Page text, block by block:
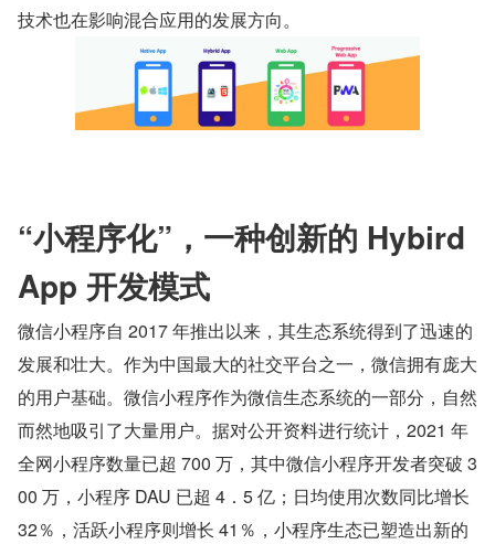
技术也在影响混合应用的发展方向。
“小程序化”，一种创新的 Hybird
App 开发模式
微信小程序自 2017 年推出以来，其生态系统得到了迅速的
发展和壮大。作为中国最大的社交平台之一，微信拥有庞大
的用户基础。微信小程序作为微信生态系统的一部分，自然
而然地吸引了大量用户。据对公开资料进行统计，2021 年
全网小程序数量已超 700 万，其中微信小程序开发者突破 3
00 万，小程序 DAU 已超 4．5 亿；日均使用次数同比增长
32％，活跃小程序则增长 41％，小程序生态已塑造出新的